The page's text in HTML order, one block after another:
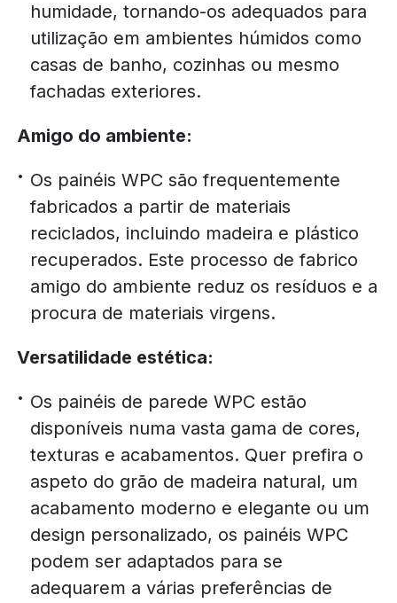
humidade, tornando-os adequados para
utilização em ambientes húmidos como
casas de banho, cozinhas ou mesmo
fachadas exteriores.
Amigo do ambiente:
Os painéis WPC são frequentemente
fabricados a partir de materiais
reciclados, incluindo madeira e plástico
recuperados. Este processo de fabrico
amigo do ambiente reduz os resíduos e a
procura de materiais virgens.
Versatilidade estética:
Os painéis de parede WPC estão
disponíveis numa vasta gama de cores,
texturas e acabamentos. Quer prefira o
aspeto do grão de madeira natural, um
acabamento moderno e elegante ou um
design personalizado, os painéis WPC
podem ser adaptados para se
adequarem a várias preferências de